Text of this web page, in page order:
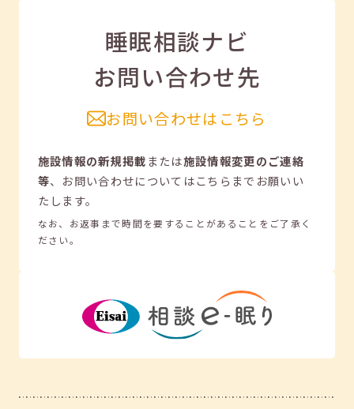
睡眠相談ナビ
お問い合わせ先
お問い合わせはこちら
施設情報の新規掲載または施設情報変更のご連絡
等、 お問い合わせについてはこちらまでお願いい
たします。
なお、お返事まで時間を要することがあることをご了承く
ださい。